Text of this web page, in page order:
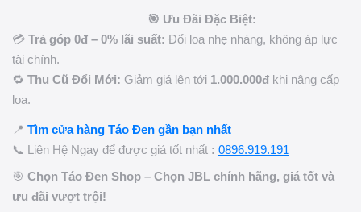
🎯 Ưu Đãi Đặc Biệt:
💳 Trả góp 0đ – 0% lãi suất: Đổi loa nhẹ nhàng, không áp lực
tài chính.
🔁 Thu Cũ Đổi Mới: Giảm giá lên tới 1.000.000đ khi nâng cấp
loa.
📍 Tìm cửa hàng Táo Đen gần bạn nhất
📞 Liên Hệ Ngay để được giá tốt nhất : 0896.919.191
🎯 Chọn Táo Đen Shop – Chọn JBL chính hãng, giá tốt và
ưu đãi vượt trội!